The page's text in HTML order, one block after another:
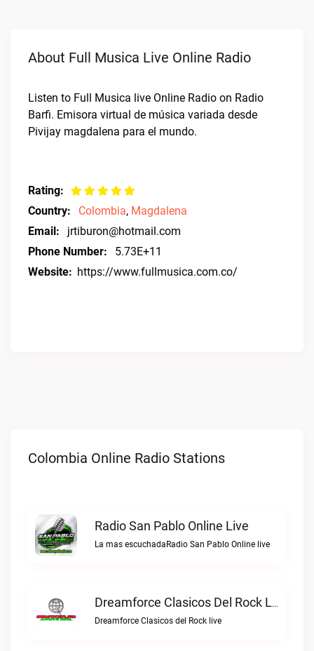
About Full Musica Live Online Radio
Listen to Full Musica live Online Radio on Radio
Barfi. Emisora virtual de música variada desde
Pivijay magdalena para el mundo.
Rating:
Country:
Colombia, Magdalena
Email:
jrtiburon@hotmail.com
Phone Number:
5.73E+11
Website: https://www.fullmusica.com.co/
Colombia Online Radio Stations
Radio San Pablo Online Live
La mas escuchadaRadio San Pablo Online live
Dreamforce Clasicos Del Rock Live
Dreamforce Clasicos del Rock live